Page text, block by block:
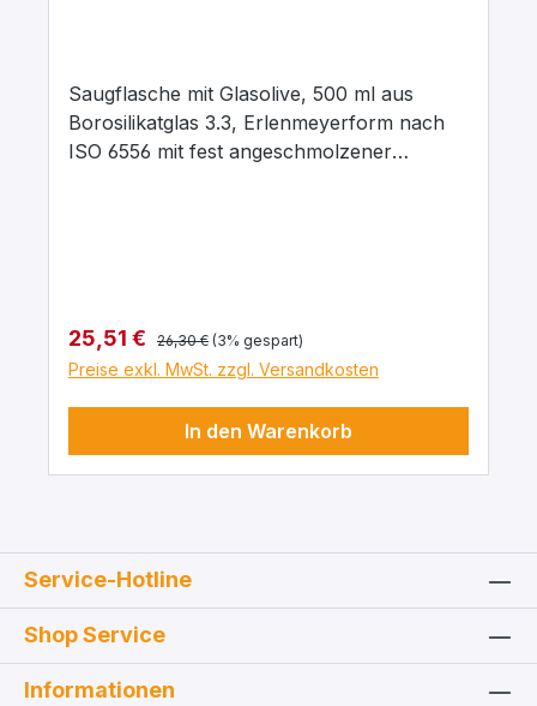
Saugflasche mit Glasolive, 500 ml aus
Borosilikatglas 3.3, Erlenmeyerform nach
ISO 6556 mit fest angeschmolzener
Innendurchmesser 2: 35 mm h = Höhe: 175
mm
Verkaufspreis:
25,51 € Regulärer Preis:
26,30 € (3% gespart)
Preise exkl. MwSt. zzgl. Versandkosten
In den Warenkorb
Service-Hotline
Shop Service
Informationen